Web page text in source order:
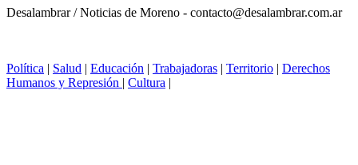
Desalambrar / Noticias de Moreno - contacto@desalambrar.com.ar
Política | Salud | Educación | Trabajadoras | Territorio | Derechos
Humanos y Represión | Cultura |